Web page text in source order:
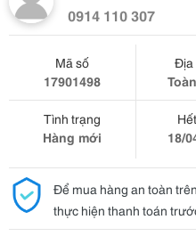
0914 110 307
Mã số
17901498
Địa
Tình trạng
Hàng mới
18/
Để mua hàng an toàn
thực hiện thanh toán